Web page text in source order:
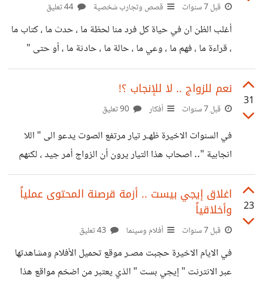
وتقوم بتحميلها بفيديوهات تأخذ من وقتك ساعات طويلة في
وضع المحتوى وجذب الحجج والأسانيد التي تثبت بها ان الارض
مسطحة وليس كروية. شتمت هذا ، وهاجمت هذا ، واتهمت هذا
قبل 7 سنوات قصص وتجارب شخصية
أغلب الظن ان في حياة كل فرد منا لحظة ما ، حدث ما ، كتاب ما
، قراءة ما ، فهم ما ، وعي ما ، حالة ما ، حادثة ما ، أو حتى "
صدمة ما " .. عندما وقعت ، تغير كل شيء. كان قبلها شيء
وبعدها شيء آخر. ليس المقصود التغير الكامل والتحول الى
سوبر مان ، او التحول الى شخصية كاملة مختلفة بين يوم وليلة ،
31
نعم للزواج .. لا للإنجاب ؟!
قبل 7 سنوات أفكار
في السنوات الاخيرة ظهـر تيار مرتفع الصوت يدعو الى " اللا
انجابية ".. اصحاب هذا التيار يرون أن الزواج أمر جيد ، لكنهم
يعارضون فكـرة الإنجاب من الأساس. في الوقت الذي يعيش فيه
بعض المتزوجين حالة من الحزن بسبب تأخر إنجابهم للأبناء ،
يذهب هذا التيار الى اتجاه معاكس تماماً : لديهم القدرة على
الانجاب ولكنهم يرفضون. الاسباب عديدة، أكثرها يقع ضمن مبدأ :
لماذا أجلب للحيـاة شخصاً آخر يعاني فيها الامرّين ويتألم
ويتعرض لمخاطر ومعاناة طائلة، لمجرد انني شخص
23
اغلاق إيجي بيست .. أزمة قرصنة المحتوى عملياً
وأخلاقياً
قبل 7 سنوات أفلام وسينما
في الايام الاخيرة حجبت مصـر موقع تحميل الأفلام ومشاهدتها
عبر الانترنت " إيجي بست " الذي يعتبر من اضخم مواقع هذا